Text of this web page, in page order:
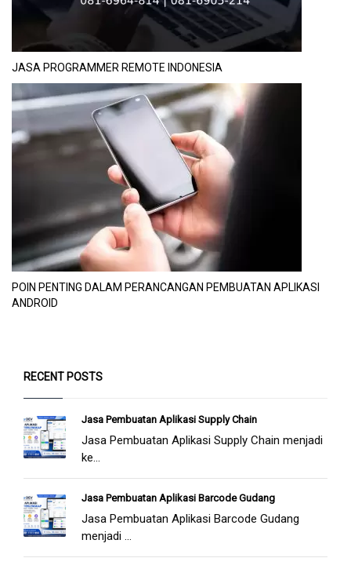
JASA PROGRAMMER REMOTE INDONESIA
POIN PENTING DALAM PERANCANGAN PEMBUATAN APLIKASI
ANDROID
RECENT POSTS
Jasa Pembuatan Aplikasi Supply Chain
Jasa Pembuatan Aplikasi Supply Chain menjadi
ke...
Jasa Pembuatan Aplikasi Barcode Gudang
Jasa Pembuatan Aplikasi Barcode Gudang
menjadi ...